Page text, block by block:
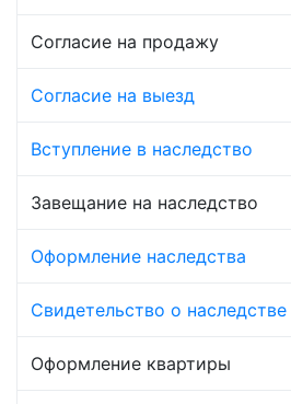
Согласие на продажу
Согласие на выезд
Вступление в наследство
Завещание на наследство
Оформление наследства
Свидетельство о наследстве
Оформление квартиры